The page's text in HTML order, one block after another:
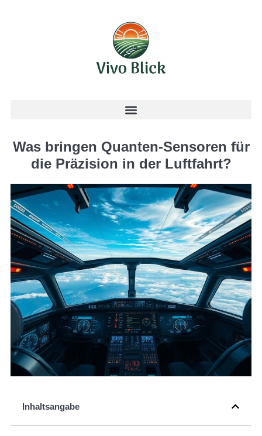
Was bringen Quanten-Sensoren für
die Präzision in der Luftfahrt?
Inhaltsangabe